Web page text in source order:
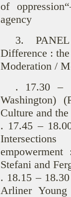
of
agency
3.
Difference :
Moderation /
. 17.30 –
Washington)
Culture and
. 17.45 –
Stefani and
. 18.15 –
Arliner